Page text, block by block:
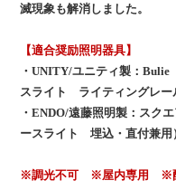
滅現象も解消しました。
【適合奨励照明器具】
・UNITY/ユニティ製：
スライト ライティングレー
・ENDO/遠藤照明製：スク
ースライト 埋込・直付兼用
※調光不可 ※屋内専用 ※